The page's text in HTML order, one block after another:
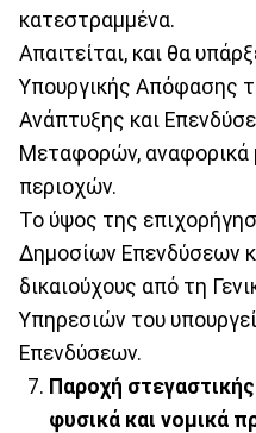
κατεστραμμένα.
Απαιτείται, και θα
Υπουργικής Απόφασης
Ανάπτυξης και
Μεταφορών, αναφορικά
περιοχών.
Το ύψος της
Δημοσίων Επενδύσεων
δικαιούχους από τη
Υπηρεσιών του
Επενδύσεων.
Παροχή
φυσικά και νομικά